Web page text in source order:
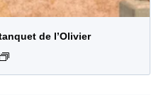
de l’Olivier